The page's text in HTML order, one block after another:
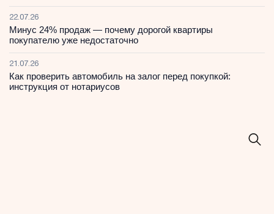
22.07.26
Минус 24% продаж — почему дорогой квартиры
покупателю уже недостаточно
21.07.26
Как проверить автомобиль на залог перед покупкой:
инструкция от нотариусов